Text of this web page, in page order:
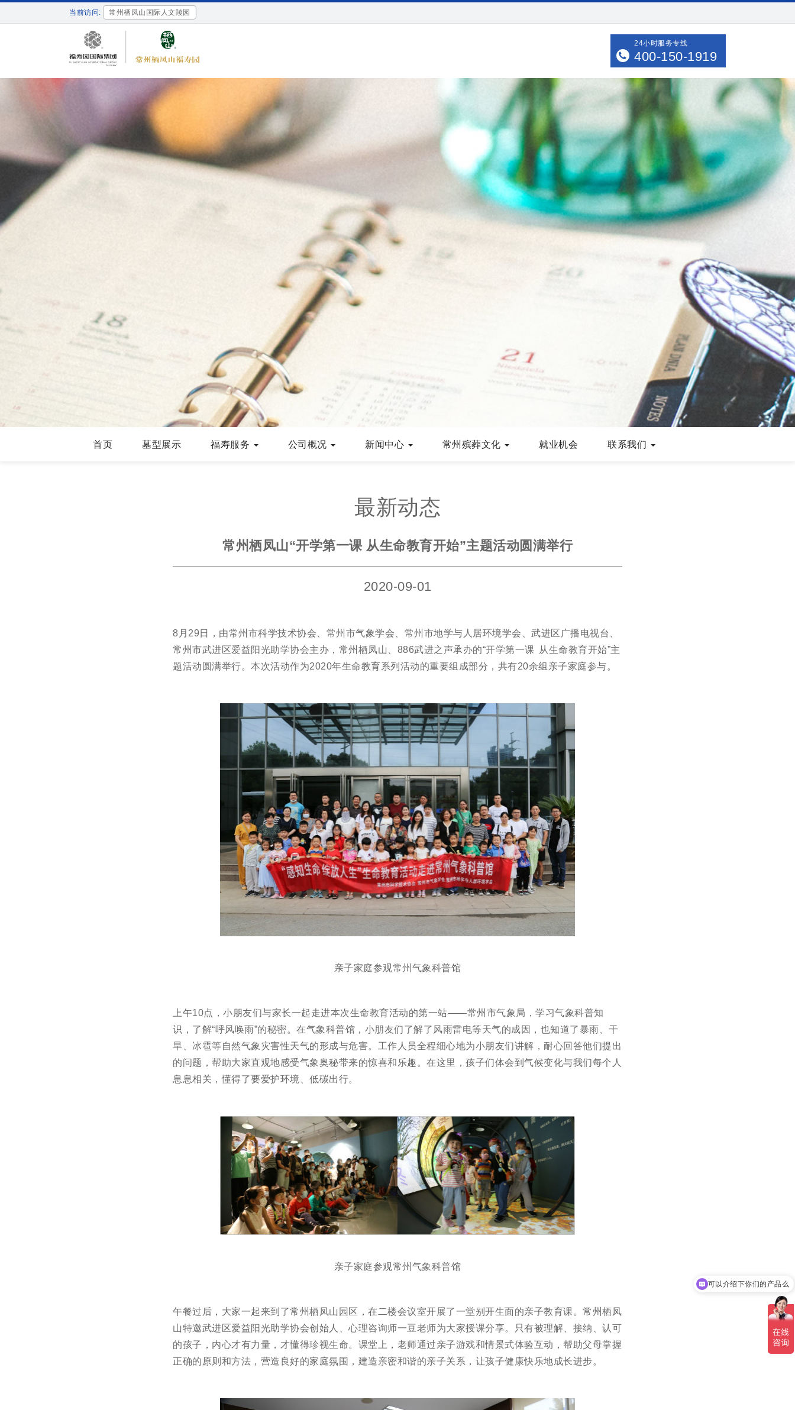
当前访问: 常州栖凤山国际人文陵园
24小时服务专线
400-150-1919
首页 墓型展示 福寿服务 公司概况 新闻中心 常州殡葬文化 就业机会 联系我们
最新动态
常州栖凤山“开学第一课 从生命教育开始”主题活动圆满举行
2020-09-01
8月29日，由常州市科学技术协会、常州市气象学会、常州市地学与人居环境学会、武进区广播电视台、
常州市武进区爱益阳光助学协会主办，常州栖凤山、886武进之声承办的“开学第一课 从生命教育开始”主
题活动圆满举行。本次活动作为2020年生命教育系列活动的重要组成部分，共有20余组亲子家庭参与。
亲子家庭参观常州气象科普馆
上午10点，小朋友们与家长一起走进本次生命教育活动的第一站——常州市气象局，学习气象科普知
识，了解“呼风唤雨”的秘密。在气象科普馆，小朋友们了解了风雨雷电等天气的成因，也知道了暴雨、干
旱、冰雹等自然气象灾害性天气的形成与危害。工作人员全程细心地为小朋友们讲解，耐心回答他们提出
的问题，帮助大家直观地感受气象奥秘带来的惊喜和乐趣。在这里，孩子们体会到气候变化与我们每个人
息息相关，懂得了要爱护环境、低碳出行。
亲子家庭参观常州气象科普馆
午餐过后，大家一起来到了常州栖凤山园区，在二楼会议室开展了一堂别开生面的亲子教育课。常州栖凤
山特邀武进区爱益阳光助学协会创始人、心理咨询师一豆老师为大家授课分享。只有被理解、接纳、认可
的孩子，内心才有力量，才懂得珍视生命。课堂上，老师通过亲子游戏和情景式体验互动，帮助父母掌握
正确的原则和方法，营造良好的家庭氛围，建造亲密和谐的亲子关系，让孩子健康快乐地成长进步。